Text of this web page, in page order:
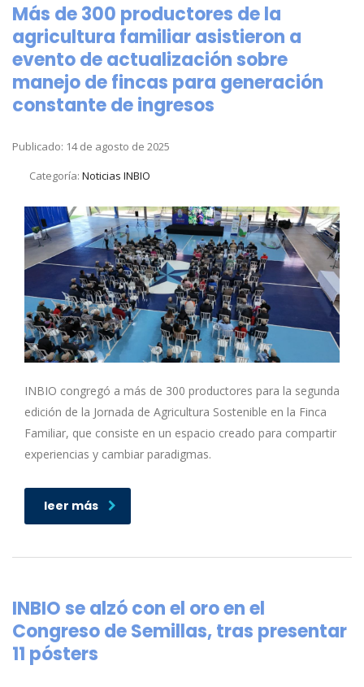
Más de 300 productores de la
agricultura familiar asistieron a
evento de actualización sobre
manejo de fincas para generación
constante de ingresos
Publicado: 14 de agosto de 2025
Categoría: Noticias INBIO
INBIO congregó a más de 300 productores para la segunda
edición de la Jornada de Agricultura Sostenible en la Finca
Familiar, que consiste en un espacio creado para compartir
experiencias y cambiar paradigmas.
leer más
INBIO se alzó con el oro en el
Congreso de Semillas, tras presentar
11 pósters